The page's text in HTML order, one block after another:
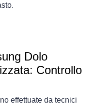
Dolo
Controllo
effettuate da tecnici